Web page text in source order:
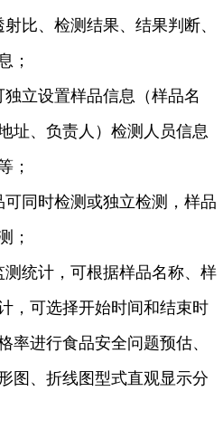
比、检测结果、结果判断、
；
立设置样品信息（样品名
址、负责人）检测人员信息
；
同时检测或独立检测，样品
；
统计，可根据样品名称、样
，可选择开始时间和结束时
率进行食品安全问题预估、
图、折线图型式直观显示分